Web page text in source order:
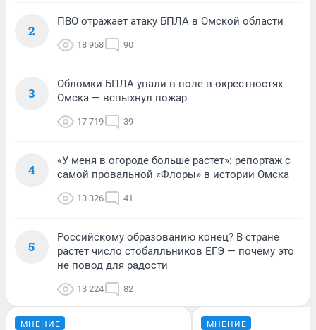
2
ПВО отражает атаку БПЛА в Омской области
18 958 90
3
Обломки БПЛА упали в поле в окрестностях
Омска — вспыхнул пожар
17 719 39
4
«У меня в огороде больше растет»: репортаж с
самой провальной «Флоры» в истории Омска
13 326 41
5
Российскому образованию конец? В стране
растет число стобалльников ЕГЭ — почему это
не повод для радости
13 224 82
МНЕНИЕ МНЕНИЕ